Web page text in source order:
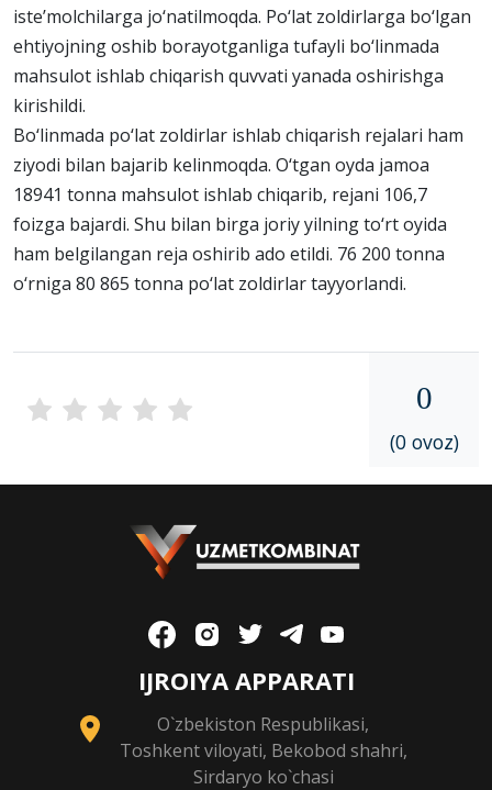
iste’molchilarga jo‘natilmoqda. Po‘lat zoldirlarga bo‘lgan
ehtiyojning oshib borayotganliga tufayli bo‘linmada
mahsulot ishlab chiqarish quvvati yanada oshirishga
kirishildi.
Bo‘linmada po‘lat zoldirlar ishlab chiqarish rejalari ham
ziyodi bilan bajarib kelinmoqda. O‘tgan oyda jamoa
18941 tonna mahsulot ishlab chiqarib, rejani 106,7
foizga bajardi. Shu bilan birga joriy yilning to‘rt oyida
ham belgilangan reja oshirib ado etildi. 76 200 tonna
o‘rniga 80 865 tonna po‘lat zoldirlar tayyorlandi.
0
(0 ovoz)
IJROIYA APPARATI
O`zbekiston Respublikasi,
Toshkent viloyati, Bekobod shahri,
Sirdaryo ko`chasi